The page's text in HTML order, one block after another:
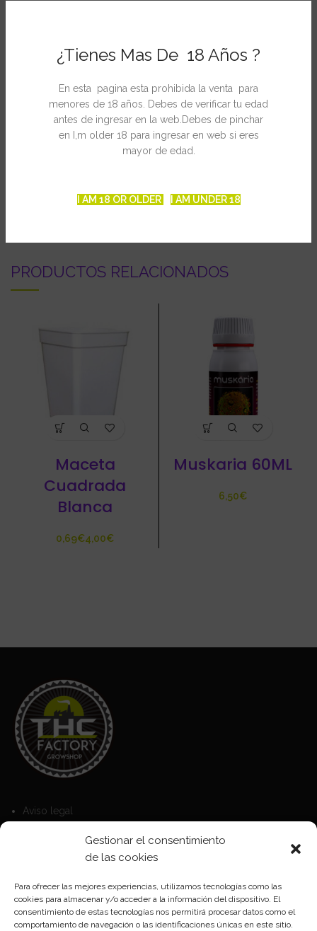
¿Tienes Mas De 18 Años ?
En esta pagina esta prohibida la venta para
menores de 18 años. Debes de verificar tu edad
antes de ingresar en la web.Debes de pinchar
en I,m older 18 para ingresar en web si eres
mayor de edad.
I AM 18 OR OLDER I AM UNDER 18
Gestionar el consentimiento
de las cookies
Para ofrecer las mejores experiencias, utilizamos tecnologías como las
cookies para almacenar y/o acceder a la información del dispositivo. El
consentimiento de estas tecnologías nos permitirá procesar datos como el
comportamiento de navegación o las identificaciones únicas en este sitio.
Ideal para tierras (también de maceta) ligeras y ricas en cal.
Como suplemento alimenticio: 1 a 5 ml por litro de agua
INFORMACIÓN ADICIONAL
PRODUCTOS RELACIONADOS
Maceta
Cuadrada
Blanca
€ €
Muskaria 60ML
€
Aviso legal
Política de privacidad
Formas de pago